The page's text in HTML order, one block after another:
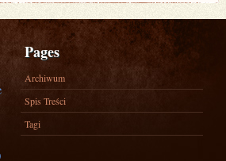
Pages
Archiwum
Spis Treści
Tagi